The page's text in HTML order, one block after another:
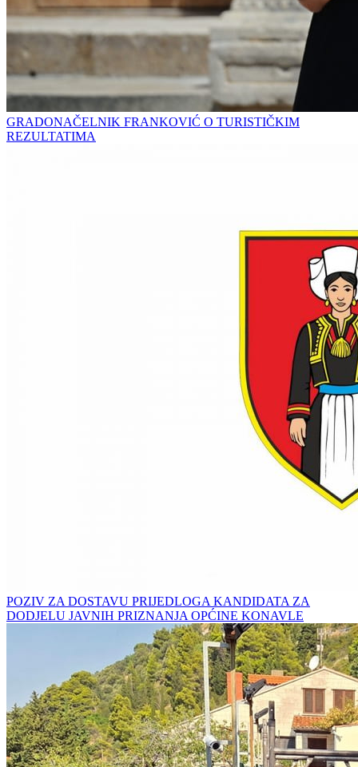
GRADONAČELNIK FRANKOVIĆ O TURISTIČKIM
REZULTATIMA
POZIV ZA DOSTAVU PRIJEDLOGA KANDIDATA ZA
DODJELU JAVNIH PRIZNANJA OPĆINE KONAVLE